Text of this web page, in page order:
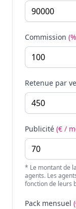
Commission
Retenue par
Publicité (€ /
* Le montant de
agents. Les
fonction de leurs
Pack mensuel